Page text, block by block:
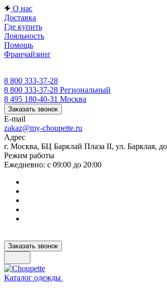
О нас
Доставка
Где купить
Лояльность
Помощь
Франчайзинг
8 800 333-37-28
8 800 333-37-28 Региональный
8 495 180-40-31 Москва
Заказать звонок
E-mail
zakaz@my-choupette.ru
Адрес
г. Москва, БЦ Барклай Плаза II, ул. Барклая,
Режим работы
Ежедневно: с 09:00 до 20:00
Заказать звонок
Каталог одежды